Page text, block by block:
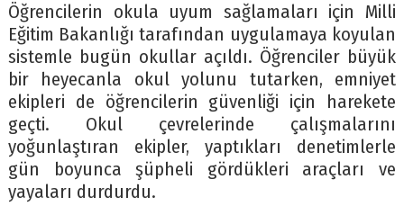
Öğrencilerin okula uyum sağlamaları için Milli
Eğitim Bakanlığı tarafından uygulamaya koyulan
sistemle bugün okullar açıldı. Öğrenciler büyük
bir heyecanla okul yolunu tutarken, emniyet
ekipleri de öğrencilerin güvenliği için harekete
geçti. Okul çevrelerinde çalışmalarını
yoğunlaştıran ekipler, yaptıkları denetimlerle
gün boyunca şüpheli gördükleri araçları ve
yayaları durdurdu.